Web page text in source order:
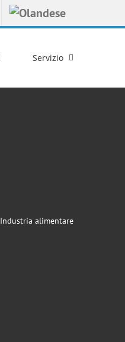
Servizio
Industria alimentare